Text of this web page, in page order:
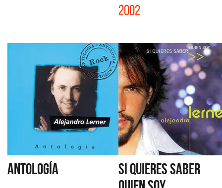
2002
ANTOLOGÍA
SI QUIERES SABER